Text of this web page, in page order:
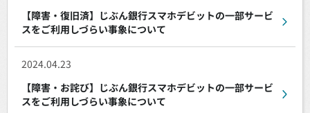
【障害・復旧済】じぶん銀行スマホデビットの一部サービ
スをご利用しづらい事象について
2024.04.23
【障害・お詫び】じぶん銀行スマホデビットの一部サービ
スをご利用しづらい事象について